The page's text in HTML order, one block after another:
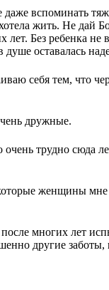
вспоминать
жить. Не дай
Без ребенка не
душе оставалась
себя тем, что
дружные.
трудно сюда
женщины
многих лет
другие